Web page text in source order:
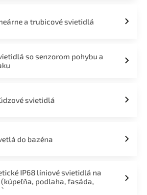
a trubicové svietidlá
so senzorom pohybu a
svietidlá
do bazéna
IP68 líniové svietidlá na
podlaha, fasáda,